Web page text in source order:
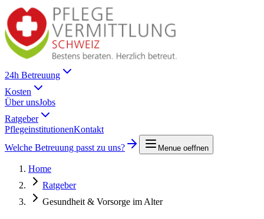
24h Betreuung
Kosten
Über unsJobs
Ratgeber
PflegeinstitutionenKontakt
Welche Betreuung passt zu uns?
Menue oeffnen
Home
Ratgeber
Gesundheit & Vorsorge im Alter